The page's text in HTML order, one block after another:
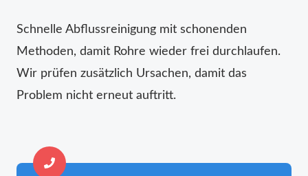
Schnelle Abflussreinigung mit schonenden
Methoden, damit Rohre wieder frei durchlaufen.
Wir prüfen zusätzlich Ursachen, damit das
Problem nicht erneut auftritt.